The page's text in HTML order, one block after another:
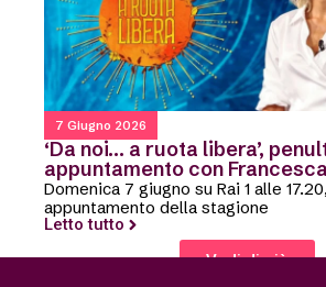
7 Giugno 2026
‘Da noi… a ruota libera’,
appuntamento con
Domenica 7 giugno su Rai 1 alle
appuntamento della stagione
Letto tutto
Vedi di più